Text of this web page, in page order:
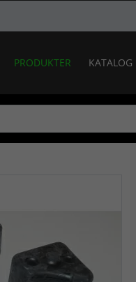
PRODUKTER KATALOG